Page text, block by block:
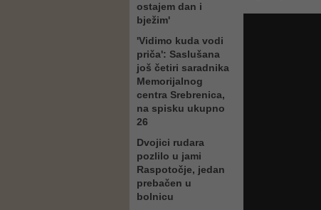
ostajem dan i
bježim'
'Vidimo kuda vodi
priča': Saslušana
još četiri saradnika
Memorijalnog
centra Srebrenica,
na spisku ukupno
26
Dvojici rudara
pozlilo u jami
Raspotočje, jedan
prebačen u
bolnicu